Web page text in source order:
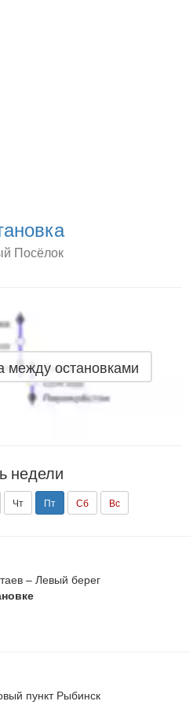
Посёлок
между остановками
недели
Чт Пт Сб Вс
– Левый берег
пункт Рыбинск